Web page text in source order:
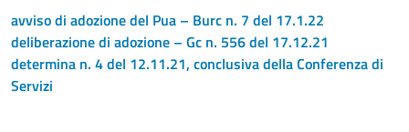
avviso di adozione del Pua – Burc n. 7 del 17.1.22
deliberazione di adozione – Gc n. 556 del 17.12.21
determina n. 4 del 12.11.21, conclusiva della Conferenza di
Servizi